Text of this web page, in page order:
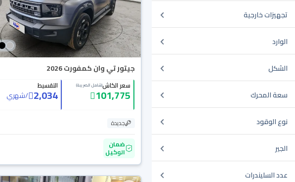
تجهيزات خارجية
الوارد
الشكل
سعة المحرك
نوع الوقود
الجير
عدد السليندرات
جيتور تي وان كمفورت 2026
سعر الكاش(شامل الضريبة)
101,775
التقسيط
2,034
/شهري
جديدة
ضمان
الوكيل